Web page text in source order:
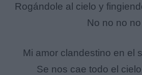
Rogándole al cielo y
No no no no
Mi amor clandestino en el
Se nos cae todo el